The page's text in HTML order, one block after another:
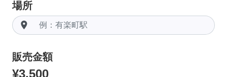
場所
room
販売金額
¥3,500